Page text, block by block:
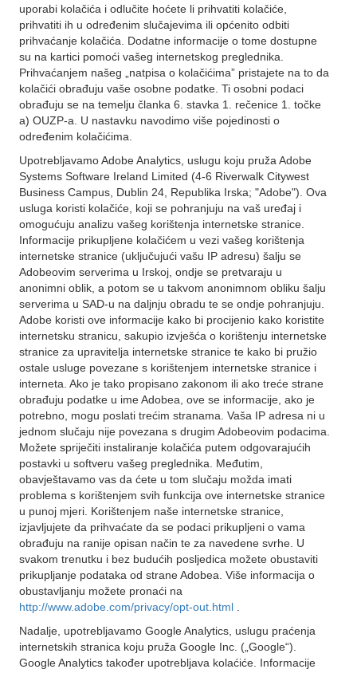
uporabi kolačića i odlučite hoćete li prihvatiti kolačiće,
prihvatiti ih u određenim slučajevima ili općenito odbiti
prihvaćanje kolačića. Dodatne informacije o tome dostupne
su na kartici pomoći vašeg internetskog preglednika.
Prihvaćanjem našeg „natpisa o kolačićima” pristajete na to da
kolačići obrađuju vaše osobne podatke. Ti osobni podaci
obrađuju se na temelju članka 6. stavka 1. rečenice 1. točke
a) OUZP-a. U nastavku navodimo više pojedinosti o
određenim kolačićima.
Upotrebljavamo Adobe Analytics, uslugu koju pruža Adobe
Systems Software Ireland Limited (4-6 Riverwalk Citywest
Business Campus, Dublin 24, Republika Irska; "Adobe"). Ova
usluga koristi kolačiće, koji se pohranjuju na vaš uređaj i
omogućuju analizu vašeg korištenja internetske stranice.
Informacije prikupljene kolačićem u vezi vašeg korištenja
internetske stranice (uključujući vašu IP adresu) šalju se
Adobeovim serverima u Irskoj, ondje se pretvaraju u
anonimni oblik, a potom se u takvom anonimnom obliku šalju
serverima u SAD-u na daljnju obradu te se ondje pohranjuju.
Adobe koristi ove informacije kako bi procijenio kako koristite
internetsku stranicu, sakupio izvješća o korištenju internetske
stranice za upravitelja internetske stranice te kako bi pružio
ostale usluge povezane s korištenjem internetske stranice i
interneta. Ako je tako propisano zakonom ili ako treće strane
obrađuju podatke u ime Adobea, ove se informacije, ako je
potrebno, mogu poslati trećim stranama. Vaša IP adresa ni u
jednom slučaju nije povezana s drugim Adobeovim podacima.
Možete spriječiti instaliranje kolačića putem odgovarajućih
postavki u softveru vašeg preglednika. Međutim,
obavještavamo vas da ćete u tom slučaju možda imati
problema s korištenjem svih funkcija ove internetske stranice
u punoj mjeri. Korištenjem naše internetske stranice,
izjavljujete da prihvaćate da se podaci prikupljeni o vama
obrađuju na ranije opisan način te za navedene svrhe. U
svakom trenutku i bez budućih posljedica možete obustaviti
prikupljanje podataka od strane Adobea. Više informacija o
obustavljanju možete pronaći na
http://www.adobe.com/privacy/opt-out.html
Nadalje, upotrebljavamo Google Analytics, uslugu praćenja
internetskih stranica koju pruža Google Inc. („Google“).
Google Analytics također upotrebljava kolaćiće. Informacije